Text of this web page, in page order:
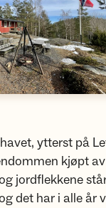
ytterst på
kjøpt
jordflekkene
det har i alle år